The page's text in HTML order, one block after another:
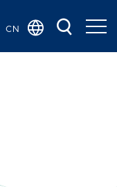
CN